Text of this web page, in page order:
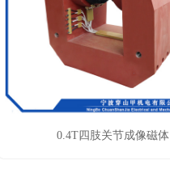
0.4T四肢关节成像磁体